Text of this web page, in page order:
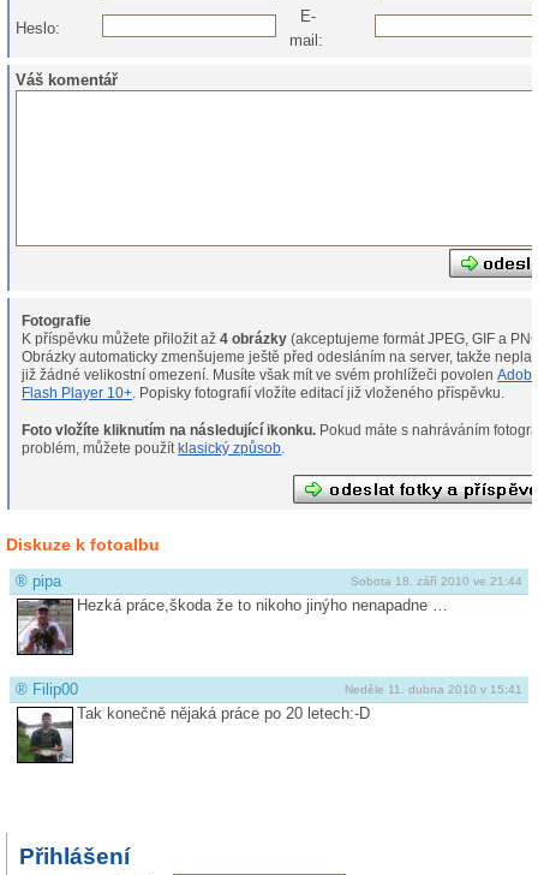
Heslo:
E-
mail:
Váš komentář
Fotografie
K příspěvku můžete přiložit až4 obrázky (akceptujeme formát JPEG, GIF a
Obrázky automaticky zmenšujeme ještě před odesláním na server, takže
již žádné velikostní omezení. Musíte však mít ve svém prohlížeči povolen
Flash Player 10+ . Popisky fotografií vložíte editací již vloženého příspěvku.
Foto vložíte kliknutím na následující ikonku.
problém, můžete použít klasický způsob.
Diskuze k fotoalbu
Sobota 18. září 2010 ve 21:44
® pipa
Hezká práce,škoda že to nikoho jinýho nenapadne …
Neděle 11. dubna 2010 v 15:41
® Filip00
Tak konečně nějaká práce po 20 letech:-D
Přihlášení